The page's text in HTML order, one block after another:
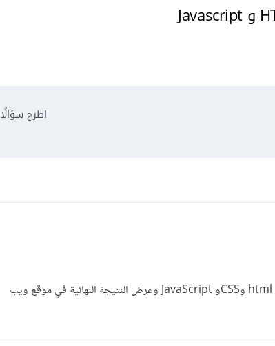
اطرح سؤالًا